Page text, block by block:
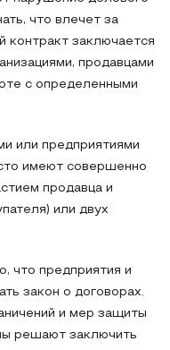
что влечет за
контракт заключается
продавцами
с определенными
или предприятиями
имеют совершенно
продавца и
или двух
что предприятия и
закон о договорах.
и мер защиты
решают заключить